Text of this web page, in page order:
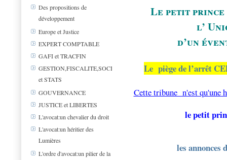
Des propositions de
développement
Europe et Justice
EXPERT COMPTABLE
GAFI et TRACFIN
GESTION,FISCALITE,SOCIAL
et STATS
GOUVERNANCE
JUSTICE et LIBERTES
L'avocat:un chevalier du droit
L'avocat:un héritier des
Lumières
L'ordre d'avocat:un pilier de la
Le petit
l’
d’un
Le piège de l’arrêt
Cette tribune n'est qu'une
le petit
les annonces